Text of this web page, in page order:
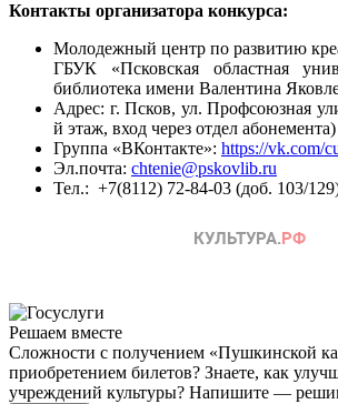
Контакты организатора конкурса:
Молодежный центр по развитию
ГБУК «Псковская областная
библиотека имени Валентина
Адрес: г. Псков, ул. Профсоюзная
й этаж, вход через отдел абонемента)
Группа «ВКонтакте»: https://vk.com/
Эл.почта: chtenie@pskovlib.ru
Тел.: +7(8112) 72-84-03 (доб. 103/
Решаем вместе
Сложности с получением «Пушкинской
приобретением билетов? Знаете, как
учреждений культуры? Напишите —